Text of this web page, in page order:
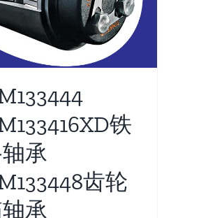
铁
承
齿轮
承